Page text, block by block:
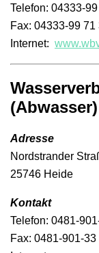
Telefon: 04333-
Fax: 04333-99 71
Internet:
(Abwasser)
Adresse
Nordstrander
25746 Heide
Kontakt
Telefon: 0481-
Fax: 0481-901-33